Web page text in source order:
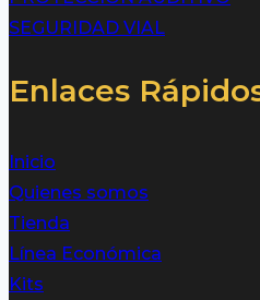
SEGURIDAD VIAL
Enlaces
Inicio
Quienes somos
Tienda
Línea Económica
Kits